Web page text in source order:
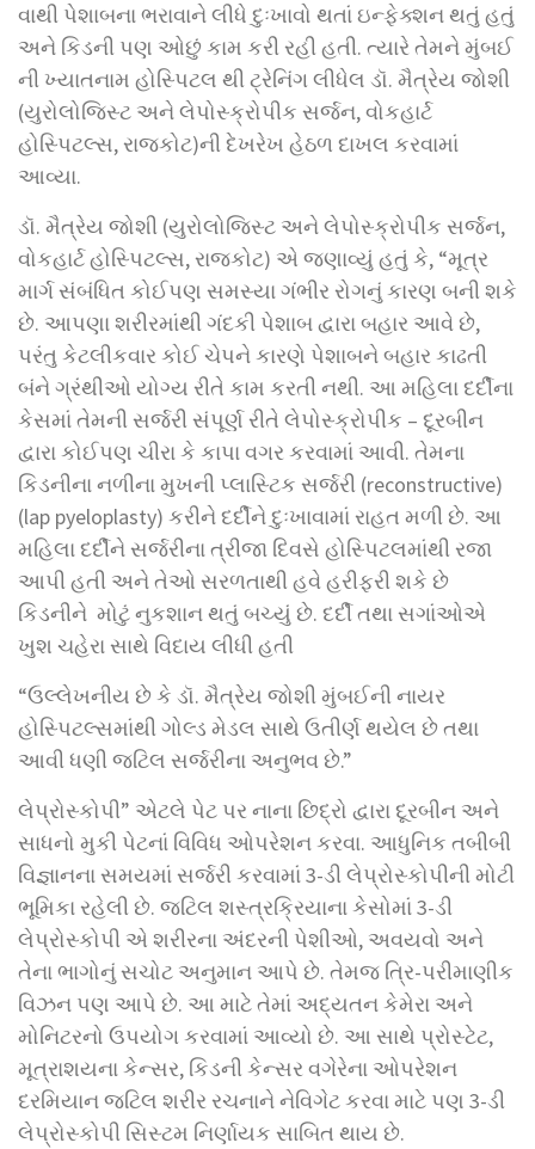
વાથી પેશાબના ભરાવાને લીધે દુઃખાવો થતાં ઇન્ફેક્શન થતું હતું
અને કિડની પણ ઓછું કામ કરી રહી હતી. ત્યારે તેમને મુંબઈ
ની ખ્યાતનામ હોસ્પિટલ થી ટ્રેનિંગ લીધેલ ડૉ. મૈત્રેય જોશી
(યુરોલોજિસ્ટ અને લેપોસ્ક્રોપીક સર્જન, વોકહાર્ટ
હોસ્પિટલ્સ, રાજકોટ)ની દેખરેખ હેઠળ દાખલ કરવામાં
આવ્યા.
ડૉ. મૈત્રેય જોશી (યુરોલોજિસ્ટ અને લેપોસ્ક્રોપીક સર્જન,
વોકહાર્ટ હોસ્પિટલ્સ, રાજકોટ) એ જણાવ્યું હતું કે, “મૂત્ર
માર્ગ સંબંધિત કોઈપણ સમસ્યા ગંભીર રોગનું કારણ બની શકે
છે. આપણા શરીરમાંથી ગંદકી પેશાબ દ્વારા બહાર આવે છે,
પરંતુ કેટલીકવાર કોઈ ચેપને કારણે પેશાબને બહાર કાઢતી
બંને ગ્રંથીઓ યોગ્ય રીતે કામ કરતી નથી. આ મહિલા દર્દીના
કેસમાં તેમની સર્જરી સંપૂર્ણ રીતે લેપોસ્ક્રોપીક – દૂરબીન
દ્વારા કોઈપણ ચીરા કે કાપા વગર કરવામાં આવી. તેમના
કિડનીના નળીના મુખની પ્લાસ્ટિક સર્જરી (reconstructive)
(lap pyeloplasty) કરીને દર્દીને દુઃખાવામાં રાહત મળી છે. આ
મહિલા દર્દીને સર્જરીના ત્રીજા દિવસે હોસ્પિટલમાંથી રજા
આપી હતી અને તેઓ સરળતાથી હવે હરીફરી શકે છે
કિડનીને મોટું નુકશાન થતું બચ્યું છે. દર્દી તથા સગાંઓએ
ખુશ ચહેરા સાથે વિદાય લીધી હતી
“ઉલ્લેખનીય છે કે ડૉ. મૈત્રેય જોશી મુંબઈની નાયર
હોસ્પિટલ્સમાંથી ગોલ્ડ મેડલ સાથે ઉતીર્ણ થયેલ છે તથા
આવી ધણી જટિલ સર્જરીના અનુભવ છે.”
લેપ્રોસ્કોપી” એટલે પેટ પર નાના છિદ્રો દ્વારા દૂરબીન અને
સાધનો મુકી પેટનાં વિવિધ ઓપરેશન કરવા. આધુનિક તબીબી
વિજ્ઞાનના સમયમાં સર્જરી કરવામાં 3-ડી લેપ્રોસ્કોપીની મોટી
ભૂમિકા રહેલી છે. જટિલ શસ્ત્રક્રિયાના કેસોમાં 3-ડી
લેપ્રોસ્કોપી એ શરીરના અંદરની પેશીઓ, અવયવો અને
તેના ભાગોનું સચોટ અનુમાન આપે છે. તેમજ ત્રિ-પરીમાણીક
વિઝન પણ આપે છે. આ માટે તેમાં અદ્યતન કેમેરા અને
મોનિટરનો ઉપયોગ કરવામાં આવ્યો છે. આ સાથે પ્રોસ્ટેટ,
મૂત્રાશયના કેન્સર, કિડની કેન્સર વગેરેના ઓપરેશન
દરમિયાન જટિલ શરીર રચનાને નેવિગેટ કરવા માટે પણ 3-ડી
લેપ્રોસ્કોપી સિસ્ટમ નિર્ણાયક સાબિત થાય છે.